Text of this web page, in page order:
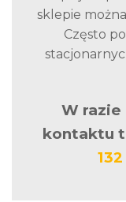
sklepie
Często
W razie
kontaktu
132